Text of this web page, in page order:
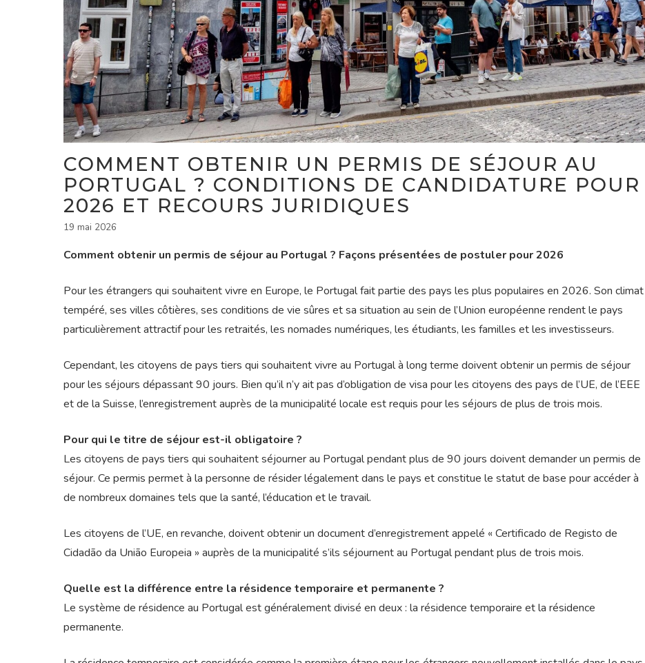
COMMENT OBTENIR UN PERMIS DE SÉJOUR AU
PORTUGAL ? CONDITIONS DE CANDIDATURE POUR
2026 ET RECOURS JURIDIQUES
19 mai 2026
Comment obtenir un permis de séjour au Portugal ? Façons présentées de postuler pour 2026
Pour les étrangers qui souhaitent vivre en Europe, le Portugal fait partie des pays les plus populaires en 2026. Son climat
tempéré, ses villes côtières, ses conditions de vie sûres et sa situation au sein de l’Union européenne rendent le pays
particulièrement attractif pour les retraités, les nomades numériques, les étudiants, les familles et les investisseurs.
Cependant, les citoyens de pays tiers qui souhaitent vivre au Portugal à long terme doivent obtenir un permis de séjour
pour les séjours dépassant 90 jours. Bien qu’il n’y ait pas d’obligation de visa pour les citoyens des pays de l’UE, de l’EEE
et de la Suisse, l’enregistrement auprès de la municipalité locale est requis pour les séjours de plus de trois mois.
Pour qui le titre de séjour est-il obligatoire ?
Les citoyens de pays tiers qui souhaitent séjourner au Portugal pendant plus de 90 jours doivent demander un permis de
séjour. Ce permis permet à la personne de résider légalement dans le pays et constitue le statut de base pour accéder à
de nombreux domaines tels que la santé, l’éducation et le travail.
Les citoyens de l’UE, en revanche, doivent obtenir un document d’enregistrement appelé « Certificado de Registo de
Cidadão da União Europeia » auprès de la municipalité s’ils séjournent au Portugal pendant plus de trois mois.
Quelle est la différence entre la résidence temporaire et permanente ?
Le système de résidence au Portugal est généralement divisé en deux : la résidence temporaire et la résidence
permanente.